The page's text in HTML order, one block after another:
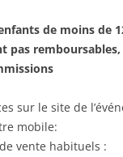
de moins de
pas
sur le site de
mobile:
vente habituels :